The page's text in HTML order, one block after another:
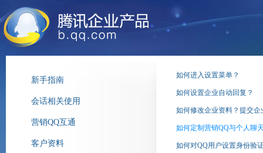
新手指南
会话相关使用
营销QQ互通
客户资料
如何进入设置菜单？
如何设置企业自动回复？
如何修改企业资料？提交
如何定制营销QQ与个人聊
如何对QQ用户设置身份验